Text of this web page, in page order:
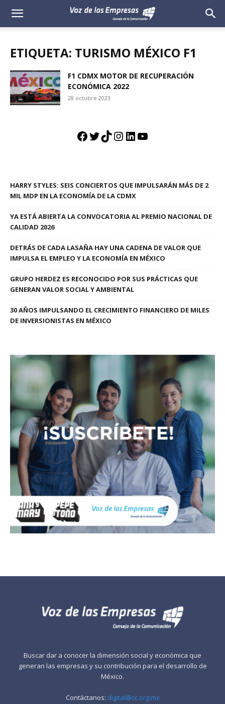
Voz
Empresas
ETIQUETA: TURISMO MÉXICO F1
F1 CDMX MOTOR DE RECUPERACIÓN
ECONÓMICA 2022
28 octubre 2023
Facebook
Twitter
TikTok
Instagram
LinkedIn
YouTube
HARRY STYLES: SEIS CONCIERTOS QUE IMPULSARÁN MÁS DE 2
MIL MDP EN LA ECONOMÍA DE LA CDMX
YA ESTÁ ABIERTA LA CONVOCATORIA AL PREMIO NACIONAL DE
CALIDAD 2026
DETRÁS DE CADA LASAÑA HAY UNA CADENA DE VALOR QUE
IMPULSA EL EMPLEO Y LA ECONOMÍA EN MÉXICO
GRUPO HERDEZ ES RECONOCIDO POR SUS PRÁCTICAS QUE
GENERAN VALOR SOCIAL Y AMBIENTAL
30 AÑOS IMPULSANDO EL CRECIMIENTO FINANCIERO DE MILES
DE INVERSIONISTAS EN MÉXICO
Buscar dar a conocer la dimensión social y económica que
generan las empresas y su contribución para el desarrollo de
México.
Contáctanos: digital@cc.org.mx